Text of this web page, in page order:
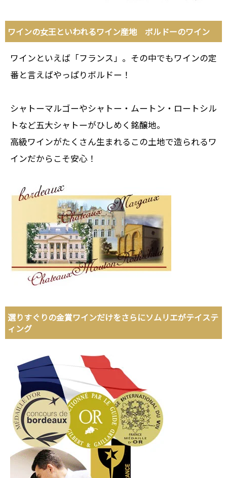
ワインの女王といわれるワイン産地 ボルドーのワイン
ワインといえば「フランス」。その中でもワインの定
番と言えばやっぱりボルドー！
シャトーマルゴーやシャトー・ムートン・ロートシル
トなど五大シャトーがひしめく銘醸地。
高級ワインがたくさん生まれるこの土地で造られるワ
インだからこそ安心！
選りすぐりの金賞ワインだけをさらにソムリエがテイステ
ィング